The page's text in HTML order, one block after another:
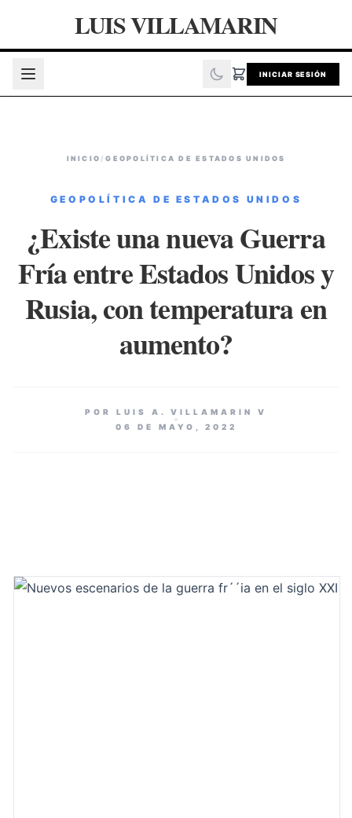
LUIS VILLAMARIN
INICIAR SESIÓN
INICIO /GEOPOLÍTICA DE ESTADOS UNIDOS
GEOPOLÍTICA DE ESTADOS UNIDOS
¿Existe una nueva Guerra
Fría entre Estados Unidos y
Rusia, con temperatura en
aumento?
POR LUIS A. VILLAMARIN V
06 DE MAYO, 2022